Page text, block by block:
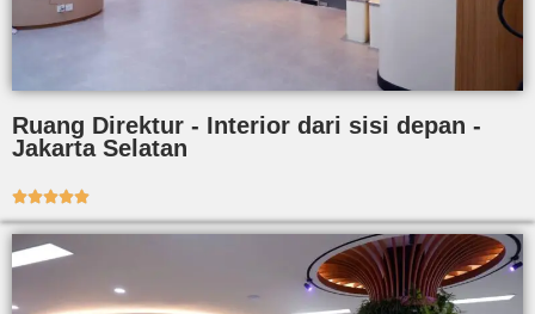
Ruang Direktur - Interior dari sisi depan -
Jakarta Selatan
